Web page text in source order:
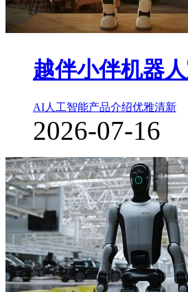
越伴小伴机器
AI人工智能产品介绍优雅清新
2026-07-16